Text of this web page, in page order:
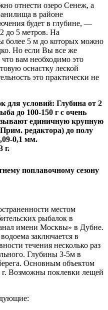
отнести озеро Сенеж, а
в районе
будет в глубине, —
до 5 метров. На
более 5 м до которых можно
Но если Вы все же
вам необходимо это
оснастку леской
это практически не
для условий: Глубина от 2
до 100-150 г с очень
единичную крупную
редактора) до полу
0,1 мм.
г.
местом
рыбалок в
имени Москвы» в Дубне.
заключается в
течения несколько раз
Глубины 3-5м в
Основным объектом
г. Возможны поклевки лещей